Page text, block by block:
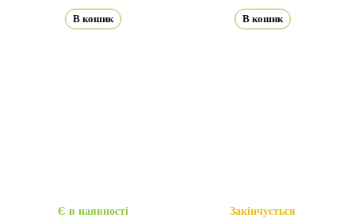
В кошик В кошик
Є в наявності Закінчується